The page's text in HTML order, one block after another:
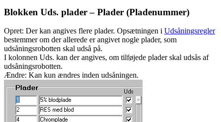
Blokken Uds. plader – Plader (Pladenummer)
Opret: Der kan angives flere plader. Opsætningen i Udsåningsregler
bestemmer om der allerede er angivet nogle plader, som
udsåningsrobotten skal udså på.
I kolonnen Uds. kan der angives, om tilføjede plader skal udsås af
udsåningsrobotten.
Ændre: Kan kun ændres inden udsåningen.